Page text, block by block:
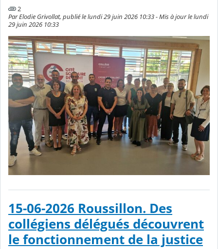
2
Par Elodie Grivollat, publié le lundi 29 juin 2026 10:33 - Mis à jour le lundi
29 juin 2026 10:33
15-06-2026 Roussillon. Des
collégiens délégués découvrent
le fonctionnement de la justice